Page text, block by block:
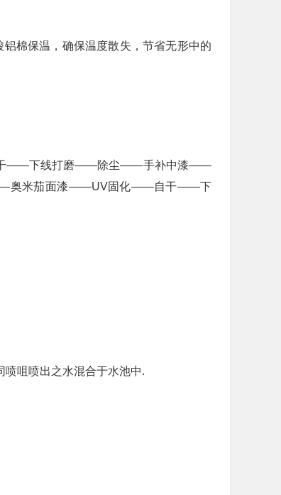
棉保温，确保温度散失，节省无形中的
——下线打磨——除尘——手补中漆——
奥米茄面漆——UV固化——自干——下
喷咀喷出之水混合于水池中.